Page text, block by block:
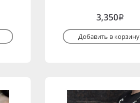
3,350i
Добавить в корзину